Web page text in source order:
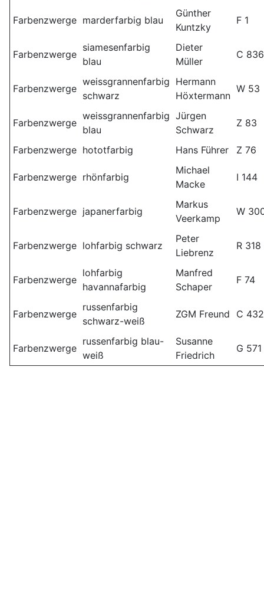
Farbenzwerge marderfarbig blau
Günther
Kuntzky
F 1
Farbenzwerge
siamesenfarbig
blau
Dieter
Müller
C 836
Farbenzwerge
weissgrannenfarbig
schwarz
Hermann
Höxtermann
W 53
Farbenzwerge
weissgrannenfarbig
blau
Jürgen
Schwarz
Z 83
Farbenzwerge hototfarbig Hans Führer Z 76
Farbenzwerge rhönfarbig
Michael
Macke
I 144
Farbenzwerge japanerfarbig
Markus
Veerkamp
W
Farbenzwerge lohfarbig schwarz
Peter
Liebrenz
R 318
Farbenzwerge
lohfarbig
havannafarbig
Manfred
Schaper
F 74
Farbenzwerge
russenfarbig
schwarz-weiß
ZGM Freund C 432
Farbenzwerge
russenfarbig blau-
weiß
Susanne
Friedrich
G 571